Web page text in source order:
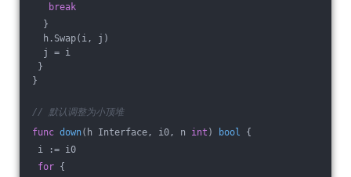
break
}
h.Swap(i, j)
j = i
}
}
// 默认调整为小顶堆
func down(h Interface, i0, n int ) bool {
i := i0
for {